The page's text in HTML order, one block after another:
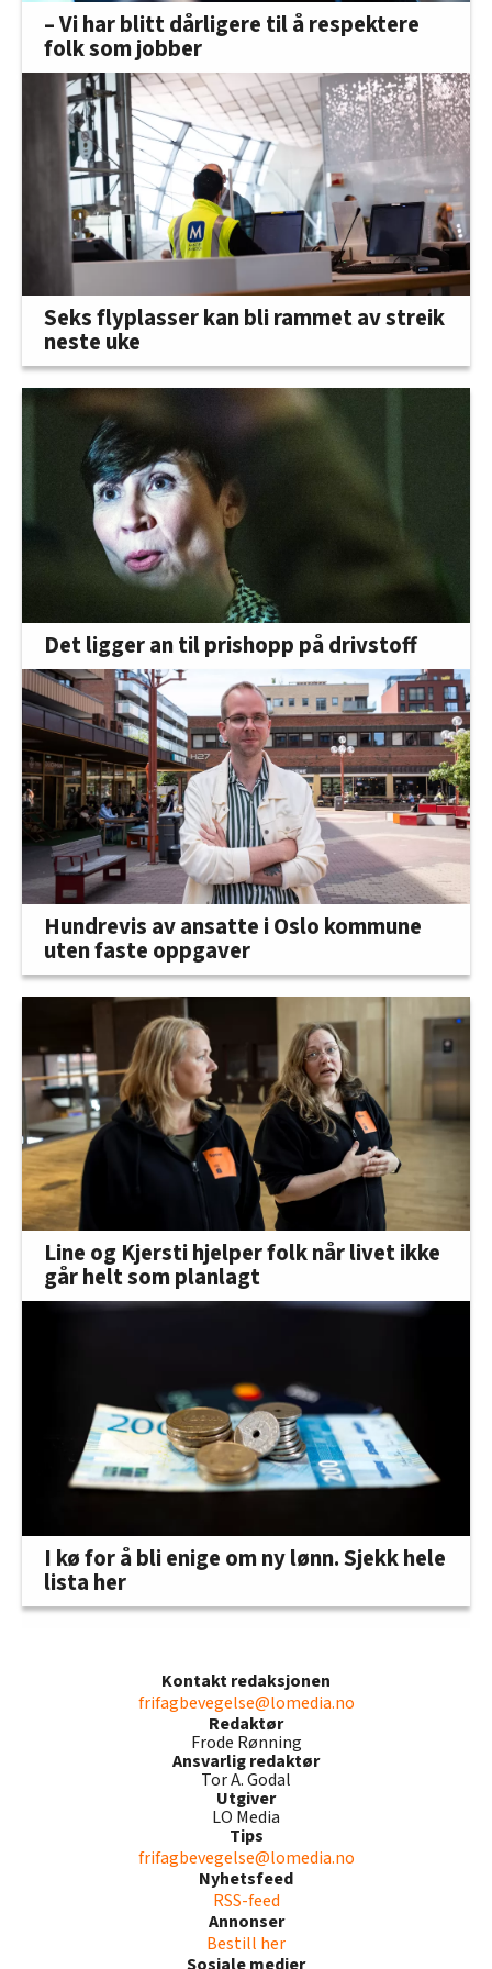
– Vi har blitt dårligere til å respektere
folk som jobber
Seks flyplasser kan bli rammet av streik
neste uke
Det ligger an til prishopp på drivstoff
Hundrevis av ansatte i Oslo kommune
uten faste oppgaver
Line og Kjersti hjelper folk når livet ikke
går helt som planlagt
I kø for å bli enige om ny lønn. Sjekk hele
lista her
Kontakt redaksjonen
frifagbevegelse@lomedia.no
Redaktør
Frode Rønning
Ansvarlig redaktør
Tor A. Godal
Utgiver
LO Media
Tips
frifagbevegelse@lomedia.no
Nyhetsfeed
RSS-feed
Annonser
Bestill her